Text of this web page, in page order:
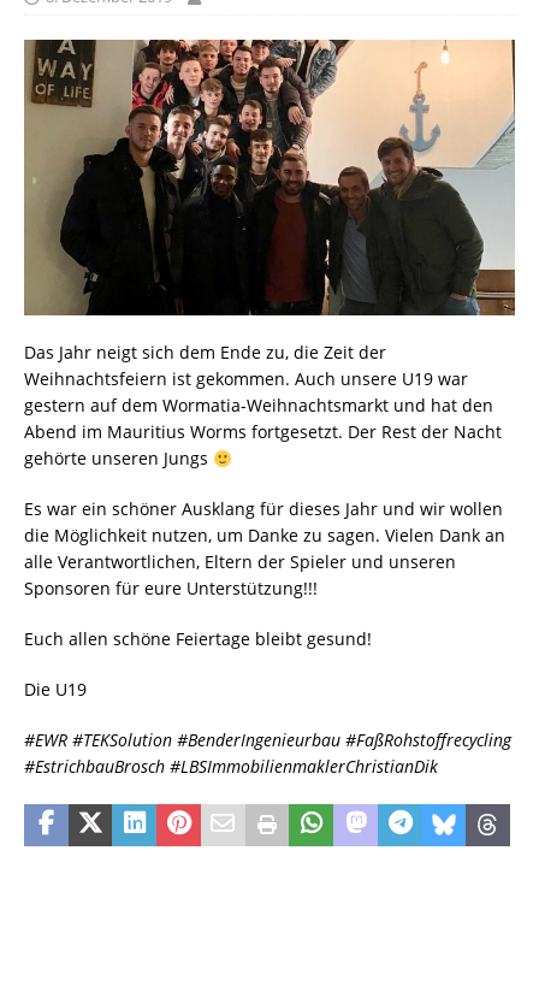
Das Jahr neigt sich dem Ende zu, die Zeit der
Weihnachtsfeiern ist gekommen. Auch unsere U19 war
gestern auf dem Wormatia-Weihnachtsmarkt und hat den
Abend im Mauritius Worms fortgesetzt. Der Rest der Nacht
gehörte unseren Jungs
Es war ein schöner Ausklang für dieses Jahr und wir wollen
die Möglichkeit nutzen, um Danke zu sagen. Vielen Dank an
alle Verantwortlichen, Eltern der Spieler und unseren
Sponsoren für eure Unterstützung!!!
Euch allen schöne Feiertage bleibt gesund!
Die U19
#EWR #TEKSolution #BenderIngenieurbau #FaßRohstoffrecycling
#EstrichbauBrosch #LBSImmobilienmaklerChristianDik